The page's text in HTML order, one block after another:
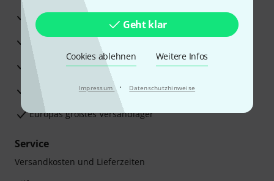
Geht klar
Cookies ablehnen Weitere Infos
Impressum · Datenschutzhinweise
30 Tage Money-Back-Garantie
Reparaturservice
Beratung durch Fachexperten
Zufriedenheitsgarantie
Europas größtes Versandlager
Service
Versandkosten und Lieferzeiten